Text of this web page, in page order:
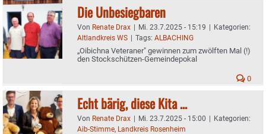
Die Unbesiegbaren
Von Renate Drax | Mi. 23.7.2025 - 15:19 | Kategorien:
Altlandkreis WS | Tags: ALBACHING
„Oibichna Veteraner" gewinnen zum zwölften Mal (!)
den Stockschützen-Gemeindepokal
0
Echt bärig, diese Kita …
Von Renate Drax | Mi. 23.7.2025 - 15:00 | Kategorien:
Aib-Stimme, Landkreis Rosenheim